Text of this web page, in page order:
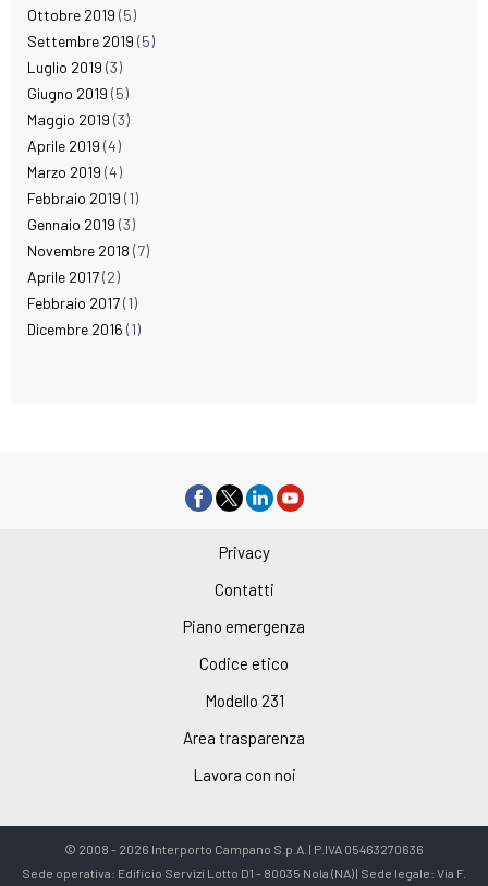
Ottobre 2019 (5)
Settembre 2019 (5)
Luglio 2019 (3)
Giugno 2019 (5)
Maggio 2019 (3)
Aprile 2019 (4)
Marzo 2019 (4)
Febbraio 2019 (1)
Gennaio 2019 (3)
Novembre 2018 (7)
Aprile 2017(2)
Febbraio 2017(1)
Dicembre 2016 (1)
Privacy
Contatti
Piano emergenza
Codice etico
Modello 231
Area trasparenza
Lavora con noi
© 2008 - 2026 Interporto Campano S.p.A. | P.IVA 05463270636
Sede operativa: Edificio Servizi Lotto D1 - 80035 Nola (NA) | Sede legale: Via F.